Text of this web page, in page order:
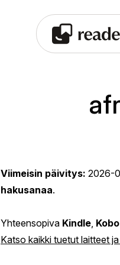
Viimeisin päivitys: 2026-
hakusanaa.
Yhteensopiva Kindle Kobo
Katso kaikki tuetut laitteet